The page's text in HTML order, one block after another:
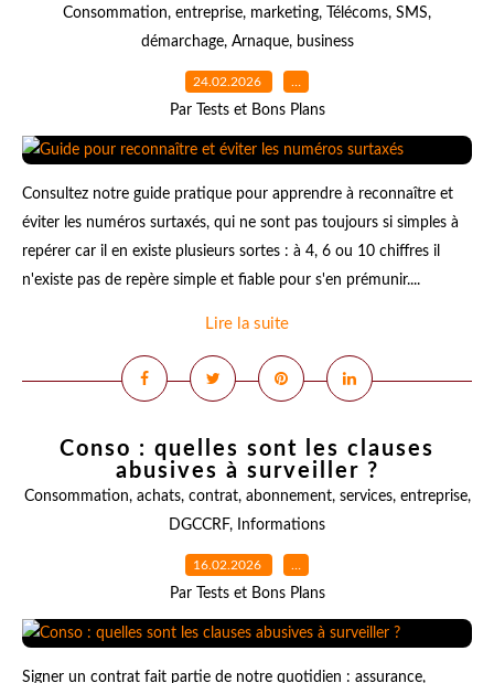
Consommation, entreprise, marketing, Télécoms, SMS,
démarchage, Arnaque, business
24.02.2026 …
Par Tests et Bons Plans
Consultez notre guide pratique pour apprendre à reconnaître et
éviter les numéros surtaxés, qui ne sont pas toujours si simples à
repérer car il en existe plusieurs sortes : à 4, 6 ou 10 chiffres il
n'existe pas de repère simple et fiable pour s'en prémunir....
Lire la suite
Conso : quelles sont les clauses
abusives à surveiller ?
Consommation, achats, contrat, abonnement, services, entreprise,
DGCCRF, Informations
16.02.2026 …
Par Tests et Bons Plans
Signer un contrat fait partie de notre quotidien : assurance,